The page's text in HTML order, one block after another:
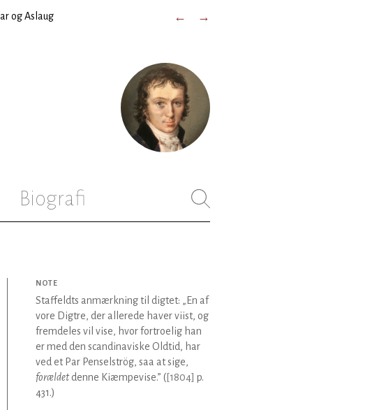
og Aslaug ← →
Biografi
NOTE
Staffeldts anmærkning til digtet: „En af
vore Digtre, der allerede haver viist, og
fremdeles vil vise, hvor fortroelig han
er med den scandinaviske Oldtid, har
ved et Par Penselströg, saa at sige,
forældetdenne Kiæmpevise.” ([1804] p.
431.)